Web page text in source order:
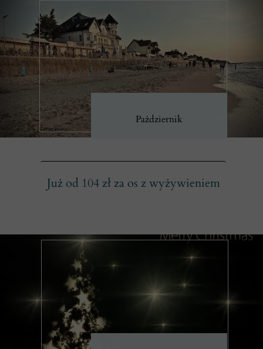
Już od 104 zł za os z wyżywieniem
Pażdziernik